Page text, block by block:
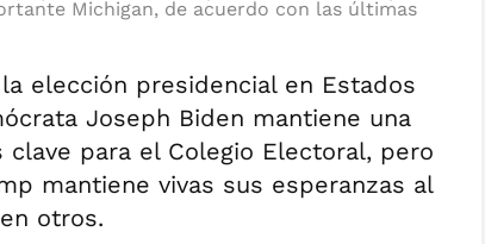
Michigan, de acuerdo con las últimas
elección presidencial en Estados
Joseph Biden mantiene una
para el Colegio Electoral, pero
mantiene vivas sus esperanzas al
otros.